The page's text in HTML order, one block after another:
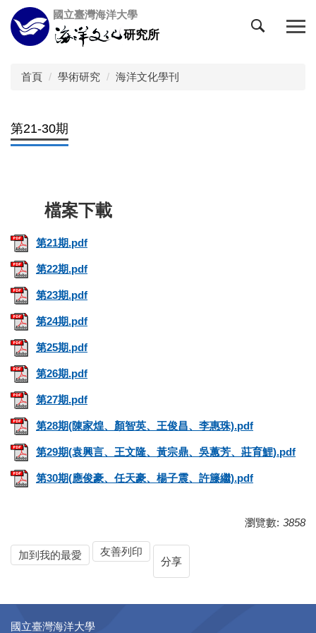
跳
到
主
國立臺灣海洋大學
研究所
首頁 學術研究 海洋文化學刊
第21-30期
第21期.pdf
第22期.pdf
第23期.pdf
第24期.pdf
第25期.pdf
第26期.pdf
第27期.pdf
第28期(陳家煌、顏智英、王俊昌、李惠珠).pdf
第29期(袁興言、王文隆、黃宗鼎、吳蕙芳、莊育鯉).pdf
第30期(應俊豪、任天豪、楊子震、許籐繼).pdf
瀏覽數: 3858
加到我的最愛
友善列印
分享
國立臺灣海洋大學